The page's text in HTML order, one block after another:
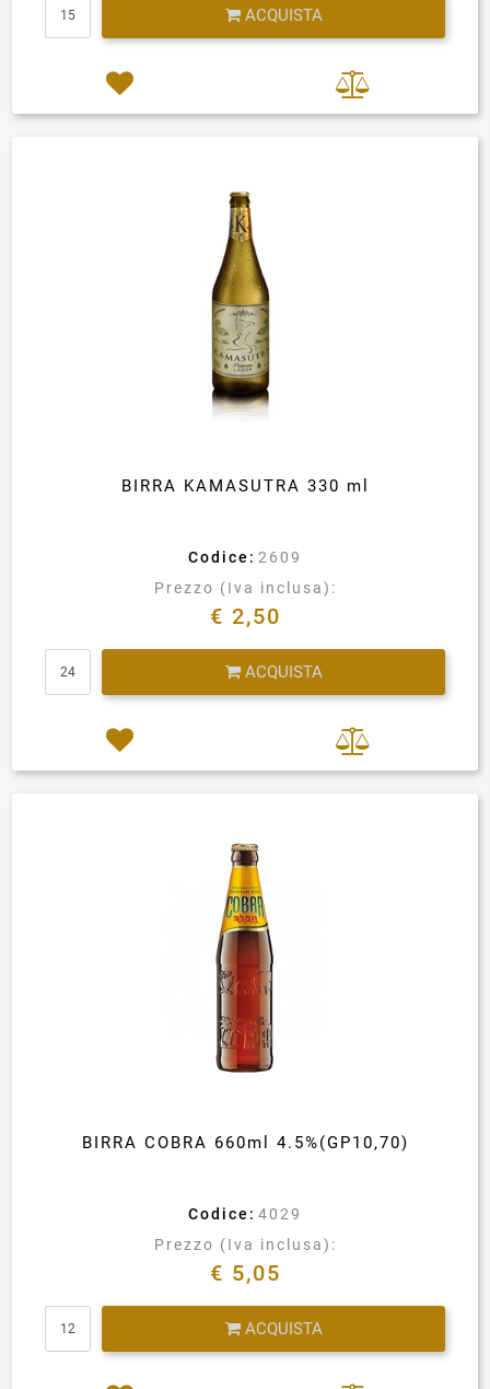
ACQUISTA
BIRRA KAMASUTRA 330 ml
Codice: 2609
Prezzo (Iva inclusa):
€ 2,50
ACQUISTA
BIRRA COBRA 660ml 4.5%(GP10,70)
Codice: 4029
Prezzo (Iva inclusa):
€ 5,05
ACQUISTA